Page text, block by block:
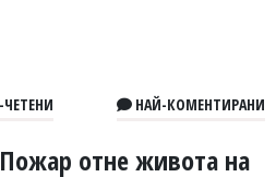
НАЙ-КОМЕНТИРАНИ
отне живота на